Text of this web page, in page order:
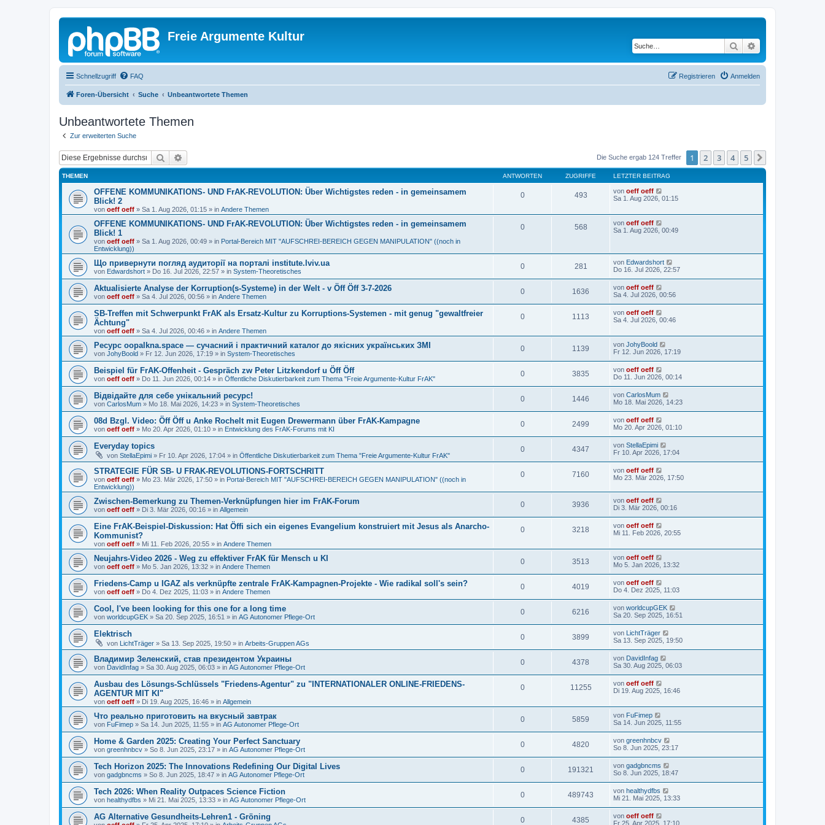
Freie Argumente Kultur
Suche
Schnellzugriff FAQ Anmelden
Registrieren
Foren-Übersicht Suche Unbeantwortete Themen
Unbeantwortete Themen
Zur erweiterten Suche
Suche Die Suche ergab 124 Treffer 1 2 3 4 5
THEMEN ANTWORTEN ZUGRIFFE LETZTER BEITRAG
OFFENE KOMMUNIKATIONS- UND FrAK-REVOLUTION: Über Wichtigstes reden - in gemeinsamem
Blick! 2
von oeff oeff » Sa 1. Aug 2026, 01:15 » in Andere Themen
0 493 von oeff oeff
Sa 1. Aug 2026, 01:15
OFFENE KOMMUNIKATIONS- UND FrAK-REVOLUTION: Über Wichtigstes reden - in gemeinsamem
Blick! 1
von oeff oeff » Sa 1. Aug 2026, 00:49 » in Portal-Bereich MIT "AUFSCHREI-BEREICH GEGEN MANIPULATION" ((noch in
Entwicklung))
0 568 von oeff oeff
Sa 1. Aug 2026, 00:49
Що привернути погляд аудиторії на порталі institute.lviv.ua
von Edwardshort » Do 16. Jul 2026, 22:57 » in System-Theoretisches
0 281 von Edwardshort
Do 16. Jul 2026, 22:57
Aktualisierte Analyse der Korruption(s-Systeme) in der Welt - v Öff Öff 3-7-2026
von oeff oeff » Sa 4. Jul 2026, 00:56 » in Andere Themen
0 1636 von oeff oeff
Sa 4. Jul 2026, 00:56
SB-Treffen mit Schwerpunkt FrAK als Ersatz-Kultur zu Korruptions-Systemen - mit genug "gewaltfreier
Ächtung"
von oeff oeff » Sa 4. Jul 2026, 00:46 » in Andere Themen
0 1113 von oeff oeff
Sa 4. Jul 2026, 00:46
Ресурс oopalkna.space — сучасний і практичний каталог до якісних українських ЗМІ
von JohyBoold » Fr 12. Jun 2026, 17:19 » in System-Theoretisches
0 1139 von JohyBoold
Fr 12. Jun 2026, 17:19
Beispiel für FrAK-Offenheit - Gespräch zw Peter Litzkendorf u Öff Öff
von oeff oeff » Do 11. Jun 2026, 00:14 » in Öffentliche Diskutierbarkeit zum Thema "Freie Argumente-Kultur FrAK"
0 3835 von oeff oeff
Do 11. Jun 2026, 00:14
Відвідайте для себе унікальний ресурс!
von CarlosMum » Mo 18. Mai 2026, 14:23 » in System-Theoretisches
0 1446 von CarlosMum
Mo 18. Mai 2026, 14:23
08d Bzgl. Video: Öff Öff u Anke Rochelt mit Eugen Drewermann über FrAK-Kampagne
von oeff oeff » Mo 20. Apr 2026, 01:10 » in Entwicklung des FrAK-Forums mit KI
0 2499 von oeff oeff
Mo 20. Apr 2026, 01:10
Everyday topics
von StellaEpimi » Fr 10. Apr 2026, 17:04 » in Öffentliche Diskutierbarkeit zum Thema "Freie Argumente-Kultur FrAK"
0 4347 von StellaEpimi
Fr 10. Apr 2026, 17:04
STRATEGIE FÜR SB- U FRAK-REVOLUTIONS-FORTSCHRITT
von oeff oeff » Mo 23. Mär 2026, 17:50 » in Portal-Bereich MIT "AUFSCHREI-BEREICH GEGEN MANIPULATION" ((noch in
Entwicklung))
0 7160 von oeff oeff
Mo 23. Mär 2026, 17:50
Zwischen-Bemerkung zu Themen-Verknüpfungen hier im FrAK-Forum
von oeff oeff » Di 3. Mär 2026, 00:16 » in Allgemein
0 3936 von oeff oeff
Di 3. Mär 2026, 00:16
Eine FrAK-Beispiel-Diskussion: Hat Öffi sich ein eigenes Evangelium konstruiert mit Jesus als Anarcho-
Kommunist?
von oeff oeff » Mi 11. Feb 2026, 20:55 » in Andere Themen
0 3218 von oeff oeff
Mi 11. Feb 2026, 20:55
Neujahrs-Video 2026 - Weg zu effektiver FrAK für Mensch u KI
von oeff oeff » Mo 5. Jan 2026, 13:32 » in Andere Themen
0 3513 von oeff oeff
Mo 5. Jan 2026, 13:32
Friedens-Camp u IGAZ als verknüpfte zentrale FrAK-Kampagnen-Projekte - Wie radikal soll's sein?
von oeff oeff » Do 4. Dez 2025, 11:03 » in Andere Themen
0 4019 von oeff oeff
Do 4. Dez 2025, 11:03
Cool, I've been looking for this one for a long time
von worldcupGEK » Sa 20. Sep 2025, 16:51 » in AG Autonomer Pflege-Ort
0 6216 von worldcupGEK
Sa 20. Sep 2025, 16:51
Elektrisch
von LichtTräger » Sa 13. Sep 2025, 19:50 » in Arbeits-Gruppen AGs
0 3899 von LichtTräger
Sa 13. Sep 2025, 19:50
Владимир Зеленский, став президентом Украины
von DavidInfag » Sa 30. Aug 2025, 06:03 » in AG Autonomer Pflege-Ort
0 4378 von DavidInfag
Sa 30. Aug 2025, 06:03
Ausbau des Lösungs-Schlüssels "Friedens-Agentur" zu "INTERNATIONALER ONLINE-FRIEDENS-
AGENTUR MIT KI"
von oeff oeff » Di 19. Aug 2025, 16:46 » in Allgemein
0 11255 von oeff oeff
Di 19. Aug 2025, 16:46
Что реально приготовить на вкусный завтрак
von FuFimep » Sa 14. Jun 2025, 11:55 » in AG Autonomer Pflege-Ort
0 5859 von FuFimep
Sa 14. Jun 2025, 11:55
Home & Garden 2025: Creating Your Perfect Sanctuary
von greenhnbcv » So 8. Jun 2025, 23:17 » in AG Autonomer Pflege-Ort
0 4820 von greenhnbcv
So 8. Jun 2025, 23:17
Tech Horizon 2025: The Innovations Redefining Our Digital Lives
von gadgbncms » So 8. Jun 2025, 18:47 » in AG Autonomer Pflege-Ort
0 191321 von gadgbncms
So 8. Jun 2025, 18:47
Tech 2026: When Reality Outpaces Science Fiction
von healthydfbs » Mi 21. Mai 2025, 13:33 » in AG Autonomer Pflege-Ort
0 489743 von healthydfbs
Mi 21. Mai 2025, 13:33
AG Alternative Gesundheits-Lehren1 - Gröning 0 4385 von oeff oeff
Fr 25. Apr 2025, 17:10